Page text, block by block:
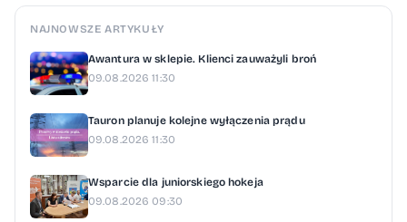
NAJNOWSZE ARTYKUŁY
Awantura w sklepie. Klienci zauważyli broń
09.08.2026 11:30
Tauron planuje kolejne wyłączenia prądu
09.08.2026 11:30
Wsparcie dla juniorskiego hokeja
09.08.2026 09:30